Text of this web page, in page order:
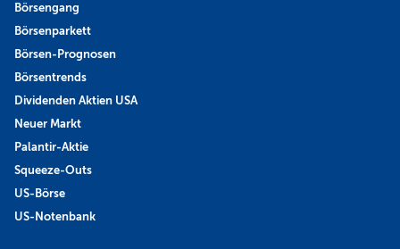
Börsengang
Börsenparkett
Börsen-Prognosen
Börsentrends
Dividenden Aktien USA
Neuer Markt
Palantir-Aktie
Squeeze-Outs
US-Börse
US-Notenbank